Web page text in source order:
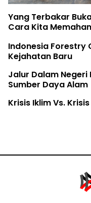
Yang Terbakar
Cara Kita
Indonesia Forestry
Kejahatan Baru
Jalur Dalam Negeri
Sumber Daya Alam
Krisis Iklim Vs.